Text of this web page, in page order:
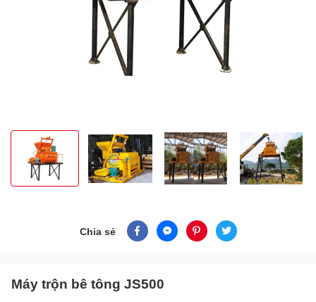
Chia sẻ
Máy trộn bê tông JS500